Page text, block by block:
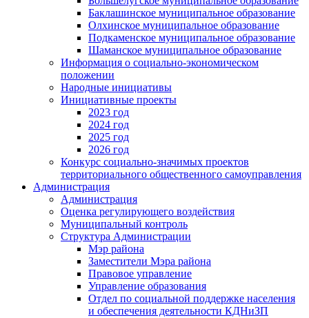
Баклашинское муниципальное образование
Олхинское муниципальное образование
Подкаменское муниципальное образование
Шаманское муниципальное образование
Информация о социально-экономическом
положении
Народные инициативы
Инициативные проекты
2023 год
2024 год
2025 год
2026 год
Конкурс социально-значимых проектов
территориального общественного самоуправления
Администрация
Администрация
Оценка регулирующего воздействия
Муниципальный контроль
Структура Администрации
Мэр района
Заместители Мэра района
Правовое управление
Управление образования
Отдел по социальной поддержке населения
и обеспечения деятельности КДНиЗП